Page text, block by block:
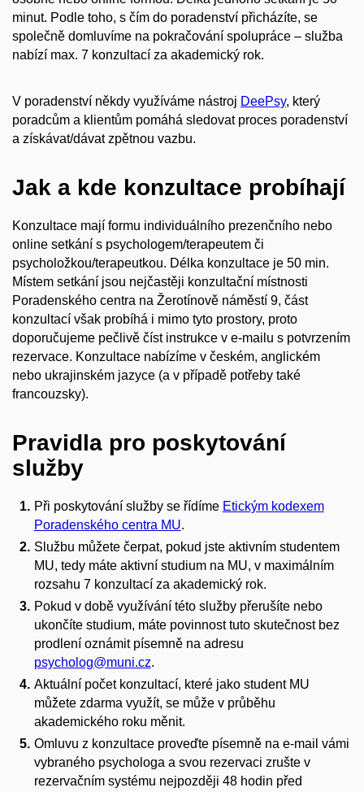
minut. Podle toho, s čím do poradenství přicházíte, se
společně domluvíme na pokračování spolupráce – služba
nabízí max. 7 konzultací za akademický rok.
V poradenství někdy využíváme nástroj DeePsy, který
poradcům a klientům pomáhá sledovat proces poradenství
a získávat/dávat zpětnou vazbu.
Jak a kde konzultace probíhají
Konzultace mají formu individuálního prezenčního nebo
online setkání s psychologem/terapeutem či
psycholožkou/terapeutkou. Délka konzultace je 50 min.
Místem setkání jsou nejčastěji konzultační místnosti
Poradenského centra na Žerotínově náměstí 9, část
konzultací však probíhá i mimo tyto prostory, proto
doporučujeme pečlivě číst instrukce v e-mailu s potvrzením
rezervace. Konzultace nabízíme v českém, anglickém
nebo ukrajinském jazyce (a v případě potřeby také
francouzsky).
Pravidla pro poskytování
služby
Při poskytování služby se řídíme Etickým kodexem
Poradenského centra MU.
Službu můžete čerpat, pokud jste aktivním studentem
MU, tedy máte aktivní studium na MU, v maximálním
rozsahu 7 konzultací za akademický rok.
Pokud v době využívání této služby přerušíte nebo
ukončíte studium, máte povinnost tuto skutečnost bez
prodlení oznámit písemně na adresu
psycholog@muni.cz.
Aktuální počet konzultací, které jako student MU
můžete zdarma využít, se může v průběhu
akademického roku měnit.
Omluvu z konzultace proveďte písemně na e-mail vámi
vybraného psychologa a svou rezervaci zrušte v
rezervačním systému nejpozději 48 hodin před